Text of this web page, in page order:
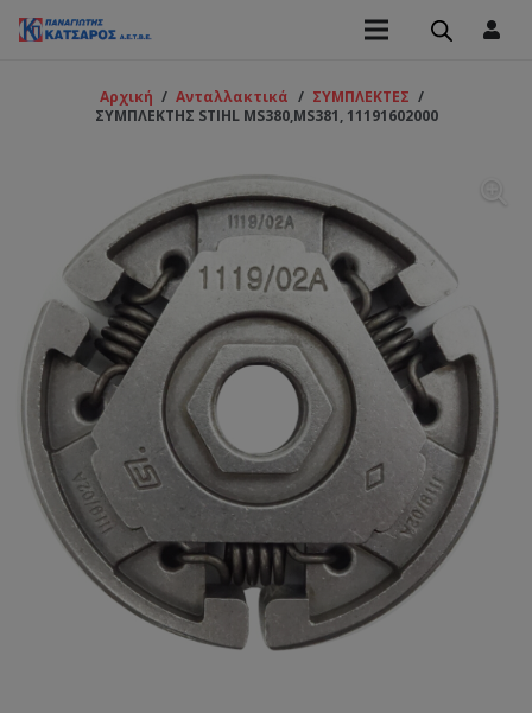
Αρχική / Ανταλλακτικά / ΣΥΜΠΛΕΚΤΕΣ /
ΣΥΜΠΛΕΚΤΗΣ STIHL MS380,MS381, 11191602000